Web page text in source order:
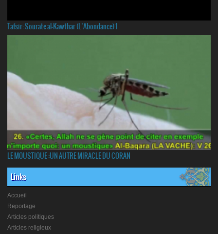
Tafsir: Sourate al-Kawthar (L’Abondance) 1
LE MOUSTIQUE :UN AUTRE MIRACLE DU CORAN
Links
Accueil
Reportage
Articles politiques
Articles religieux